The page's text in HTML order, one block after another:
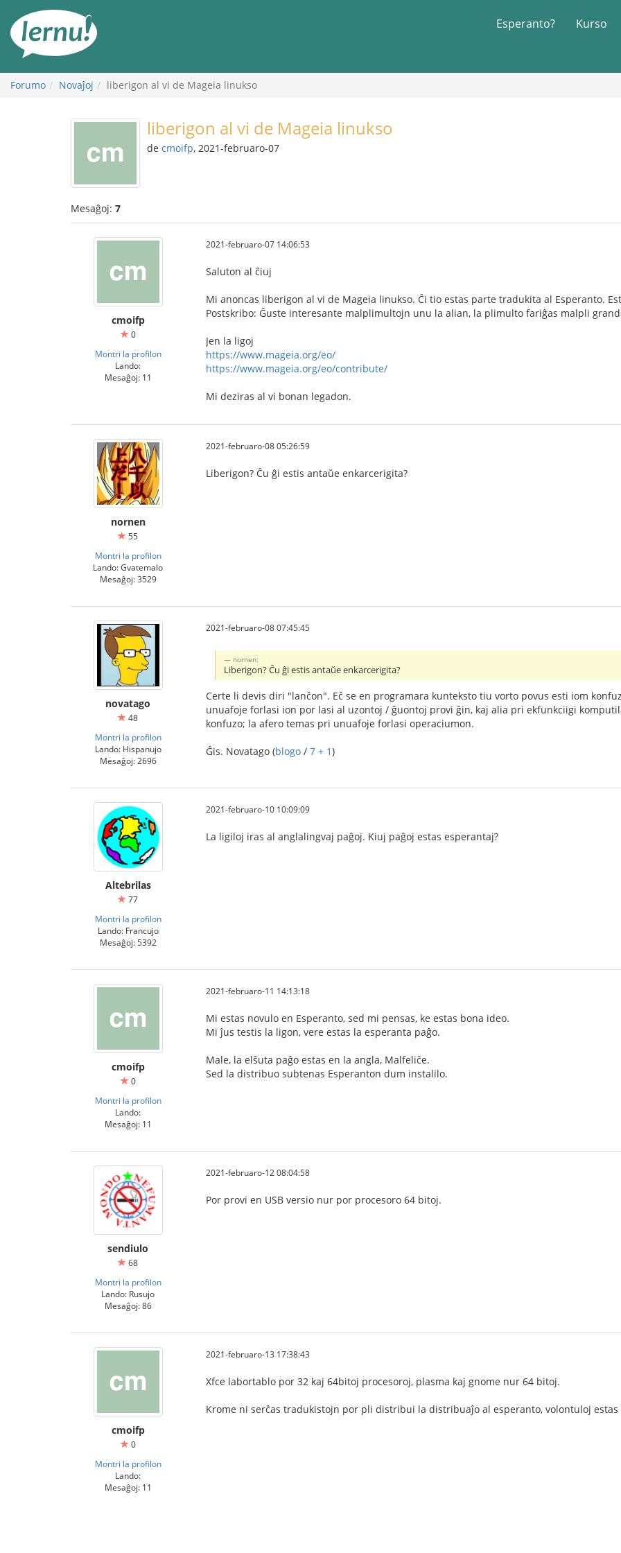
enhavo
Esperanto? Kurso
Forumo Novaĵoj liberigon al vi de Mageia linukso
liberigon al vi de Mageia linukso
de cmoifp, 2021-februaro-07
Mesaĝoj: 7
cmoifp
0
Montri la profilon
Lando:
Mesaĝoj: 11
2021-februaro-07 14:06:53
Saluton al ĉiuj
Mi anoncas liberigon al vi de Mageia linukso. Ĉi tio estas parte tradukita al Esperanto.
Postskribo: Ĝuste interesante malplimultojn unu la alian, la plimulto fariĝas malpli
Jen la ligoj
https://www.mageia.org/eo/
https://www.mageia.org/eo/contribute/
Mi deziras al vi bonan legadon.
nornen
55
Montri la profilon
Lando: Gvatemalo
Mesaĝoj: 3529
2021-februaro-08 05:26:59
Liberigon? Ĉu ĝi estis antaŭe enkarcerigita?
novatago
48
Montri la profilon
Lando: Hispanujo
Mesaĝoj: 2696
2021-februaro-08 07:45:45
nornen:
Liberigon? Ĉu ĝi estis antaŭe enkarcerigita?
Certe li devis diri "lanĉon". Eĉ se en programara kunteksto tiu vorto povus esti iom
unuafoje forlasi ion por lasi al uzontoj / ĝuontoj provi ĝin, kaj alia pri ekfunkciigi
konfuzo; la afero temas pri unuafoje forlasi operaciumon.
Ĝis. Novatago (blogo / 7 + 1)
Altebrilas
77
Montri la profilon
Lando: Francujo
Mesaĝoj: 5392
2021-februaro-10 10:09:09
La ligiloj iras al anglalingvaj paĝoj. Kiuj paĝoj estas esperantaj?
cmoifp
0
Montri la profilon
Lando:
Mesaĝoj: 11
2021-februaro-11 14:13:18
Mi estas novulo en Esperanto, sed mi pensas, ke estas bona ideo.
Mi ĵus testis la ligon, vere estas la esperanta paĝo.
Male, la elŝuta paĝo estas en la angla, Malfeliĉe.
Sed la distribuo subtenas Esperanton dum instalilo.
sendiulo
68
Montri la profilon
Lando: Rusujo
Mesaĝoj: 86
2021-februaro-12 08:04:58
Por provi en USB versio nur por procesoro 64 bitoj.
cmoifp
0
Montri la profilon
Lando:
Mesaĝoj: 11
2021-februaro-13 17:38:43
Xfce labortablo por 32 kaj 64bitoj procesoroj, plasma kaj gnome nur 64 bitoj.
Krome ni serĉas tradukistojn por pli distribui la distribuaĵo al esperanto, volontuloj estas